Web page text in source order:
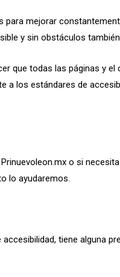
para mejorar
y sin obstáculos
que todas las páginas y
a los estándares de
o si
lo ayudaremos.
tiene alguna